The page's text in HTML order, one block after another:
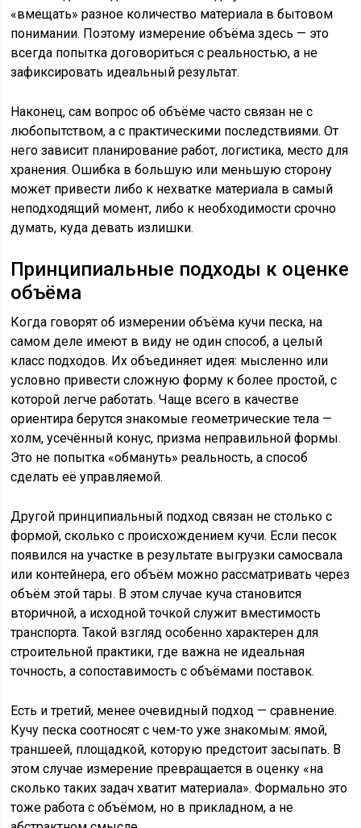
«вмещать» разное количество материала в бытовом
понимании. Поэтому измерение объёма здесь — это
всегда попытка договориться с реальностью, а не
зафиксировать идеальный результат.
Наконец, сам вопрос об объёме часто связан не с
любопытством, а с практическими последствиями. От
него зависит планирование работ, логистика, место для
хранения. Ошибка в большую или меньшую сторону
может привести либо к нехватке материала в самый
неподходящий момент, либо к необходимости срочно
думать, куда девать излишки.
Принципиальные подходы к оценке
объёма
Когда говорят об измерении объёма кучи песка, на
самом деле имеют в виду не один способ, а целый
класс подходов. Их объединяет идея: мысленно или
условно привести сложную форму к более простой, с
которой легче работать. Чаще всего в качестве
ориентира берутся знакомые геометрические тела —
холм, усечённый конус, призма неправильной формы.
Это не попытка «обмануть» реальность, а способ
сделать её управляемой.
Другой принципиальный подход связан не столько с
формой, сколько с происхождением кучи. Если песок
появился на участке в результате выгрузки самосвала
или контейнера, его объём можно рассматривать через
объём этой тары. В этом случае куча становится
вторичной, а исходной точкой служит вместимость
транспорта. Такой взгляд особенно характерен для
строительной практики, где важна не идеальная
точность, а сопоставимость с объёмами поставок.
Есть и третий, менее очевидный подход — сравнение.
Кучу песка соотносят с чем-то уже знакомым: ямой,
траншеей, площадкой, которую предстоит засыпать. В
этом случае измерение превращается в оценку «на
сколько таких задач хватит материала». Формально это
тоже работа с объёмом, но в прикладном, а не